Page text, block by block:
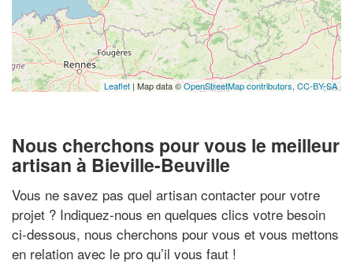
Leaflet | Map data ©OpenStreetMap contributors, CC-BY-SA
Nous cherchons pour vous le meilleur
artisan à Bieville-Beuville
Vous ne savez pas quel artisan contacter pour votre
projet ? Indiquez-nous en quelques clics votre besoin
ci-dessous, nous cherchons pour vous et vous mettons
en relation avec le pro qu’il vous faut !